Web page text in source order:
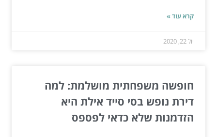
קרא עוד »
יול 22, 2020
חופשה משפחתית מושלמת: למה
דירת נופש בסי סייד אילת היא
הזדמנות שלא כדאי לפספס